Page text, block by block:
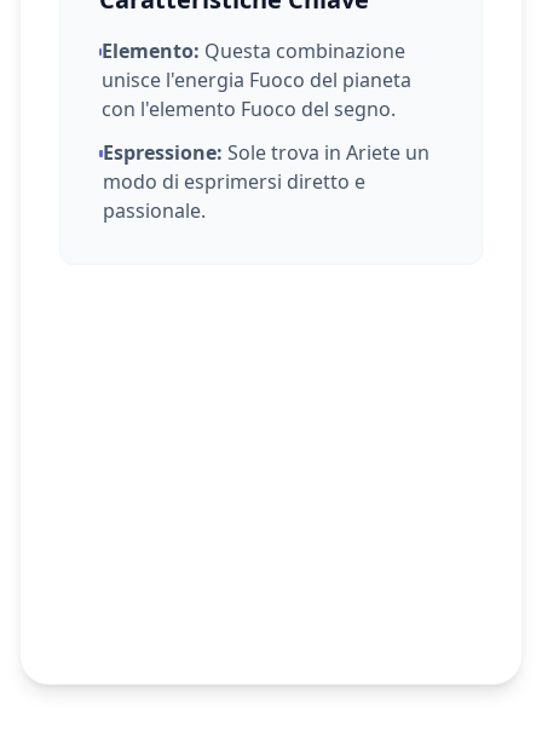
Elemento: Questa combinazione
unisce l'energia Fuoco del pianeta
con l'elemento Fuoco del segno.
Espressione: Soletrova in Arieteun
modo di esprimersi diretto e
passionale.